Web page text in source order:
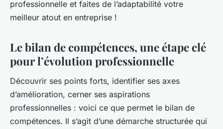
professionnelle et faites de l’adaptabilité votre
meilleur atout en entreprise !
Le bilan de compétences, une étape clé
pour l’évolution professionnelle
Découvrir ses points forts, identifier ses axes
d’amélioration, cerner ses aspirations
professionnelles : voici ce que permet le bilan de
compétences. Il s’agit d’une démarche structurée qui